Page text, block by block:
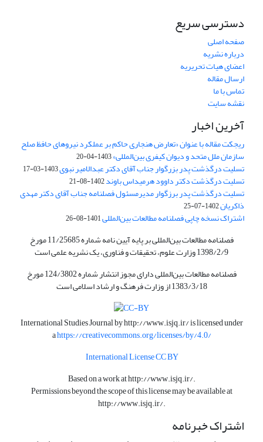
دسترسی سریع
صفحه اصلی
درباره نشریه
اعضای هیات تحریریه
ارسال مقاله
تماس با ما
نقشه سایت
آخرین اخبار
ریجکت مقاله با عنوان «تعارض هنجاری حاکم بر عملکرد نیروهای حافظ صلح
سازمان ملل متحد و دیوان کیفری بین‌المللی»1403-04-20
تسلیت درگذشت پدر بزرگوار جناب آقای دکتر عبدالامیر نبوی1403-03-17
تسلیت درگذشت دکتر داوود هرمیداس باوند1402-08-21
تسلیت درگذشت پدر برزگوار مدیرمسئول فصلنامه جناب آقای دکتر مهدی
ذاکریان1402-07-25
اشتراک نسخه چاپی فصلنامه مطالعات بین‌المللی1401-08-26
فصلنامه مطالعات بین‌المللی بر پایه آیین نامه شماره 11/25685 مورخ
1398/2/9 وزارت علوم، تحقیقات و فناوری، یک نشریه علمی است
فصلنامه مطالعات بین‌المللی دارای مجوز انتشار شماره 124/3802 مورخ
1383/3/18 از وزارت فرهنگ و ارشاد اسلامی است
International Studies Journal byhttp://www.isjq.ir/is licensed under
ahttps://creativecommons.org/licenses/by/4.0/
International License CC BY
Based on a work athttp://www.isjq.ir/.
Permissions beyond the scope of this license may be available at
http://www.isjq.ir/.
اشتراک خبرنامه